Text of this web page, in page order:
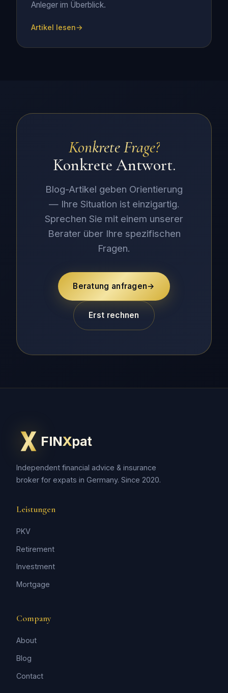
Anleger im Überblick.
Artikel lesen
Konkrete Frage?
Konkrete Antwort.
Blog-Artikel geben Orientierung
— Ihre Situation ist einzigartig.
Sprechen Sie mit einem unserer
Berater über Ihre spezifischen
Fragen.
Beratung anfragen→
Erst rechnen
FINXpat
Independent financial advice & insurance
broker for expats in Germany. Since 2020.
Leistungen
PKV
Retirement
Investment
Mortgage
Company
About
Blog
Contact